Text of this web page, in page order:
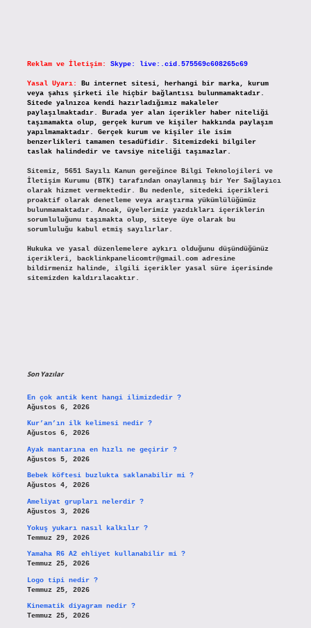
Reklam ve İletişim: Skype: live:.cid.575569c608265c69
Yasal Uyarı:
Bu internet sitesi, herhangi bir marka, kurum
veya şahıs şirketi ile hiçbir bağlantısı bulunmamaktadır.
Sitede yalnızca kendi hazırladığımız makaleler
paylaşılmaktadır. Burada yer alan içerikler haber niteliği
taşımamakta olup, gerçek kurum ve kişiler hakkında paylaşım
yapılmamaktadır. Gerçek kurum ve kişiler ile isim
benzerlikleri tamamen tesadüfidir. Sitemizdeki bilgiler
taslak halindedir ve tavsiye niteliği taşımazlar.
Sitemiz, 5651 Sayılı Kanun gereğince Bilgi Teknolojileri ve
İletişim Kurumu (BTK) tarafından onaylanmış bir Yer Sağlayıcı
olarak hizmet vermektedir. Bu nedenle, sitedeki içerikleri
proaktif olarak denetleme veya araştırma yükümlülüğümüz
bulunmamaktadır. Ancak, üyelerimiz yazdıkları içeriklerin
sorumluluğunu taşımakta olup, siteye üye olarak bu
sorumluluğu kabul etmiş sayılırlar.
Hukuka ve yasal düzenlemelere aykırı olduğunu düşündüğünüz
içerikleri,
backlinkpanelicomtr@gmail.comadresine
bildirmeniz halinde, ilgili içerikler yasal süre içerisinde
sitemizden kaldırılacaktır.
Son Yazılar
En çok antik kent hangi ilimizdedir ?
Ağustos 6, 2026
Kur’an’ın ilk kelimesi nedir ?
Ağustos 6, 2026
Ayak mantarına en hızlı ne geçirir ?
Ağustos 5, 2026
Bebek köftesi buzlukta saklanabilir mi ?
Ağustos 4, 2026
Ameliyat grupları nelerdir ?
Ağustos 3, 2026
Yokuş yukarı nasıl kalkılır ?
Temmuz 29, 2026
Yamaha R6 A2 ehliyet kullanabilir mi ?
Temmuz 25, 2026
Logo tipi nedir ?
Temmuz 25, 2026
Kinematik diyagram nedir ?
Temmuz 25, 2026